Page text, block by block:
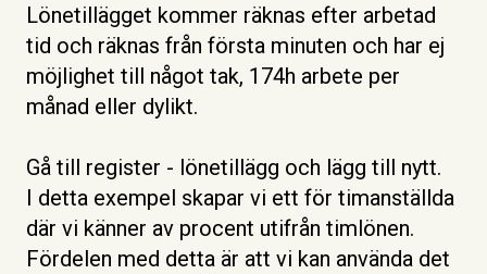
Lönetillägget kommer räknas efter arbetad
tid och räknas från första minuten och har ej
möjlighet till något tak, 174h arbete per
månad eller dylikt.
Gå till register - lönetillägg och lägg till nytt.
I detta exempel skapar vi ett för timanställda
där vi känner av procent utifrån timlönen.
Fördelen med detta är att vi kan använda det